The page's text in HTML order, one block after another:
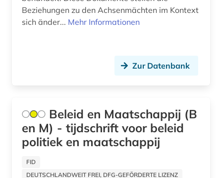
digital humanities (2)
digitale edition (1)
diplomatie (1)
displaced person (1)
divina commedia (2)
Beziehungen zu den Achsenmächten im Kontext
sich änder... Mehr Informationen
Zur Datenbank
Beleid en Maatschappij (B
en M) - tijdschrift voor beleid
politiek en maatschappij
FID
DEUTSCHLANDWEIT FREI, DFG-GEFÖRDERTE LIZENZ